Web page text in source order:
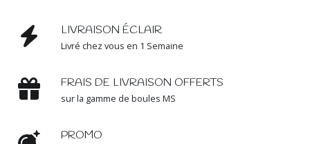
LIVRAISON ÉCLAIR
Livré chez vous en 1 Semaine
FRAIS DE LIVRAISON OFFERTS
sur la gamme de boules MS
PROMO